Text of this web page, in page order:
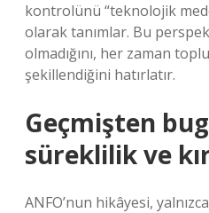
kontrolünü “teknolojik
olarak tanımlar. Bu
olmadığını, her zaman
şekillendiğini hatırlatır.
Geçmişten
süreklilik ve
ANFO’nun hikâyesi,